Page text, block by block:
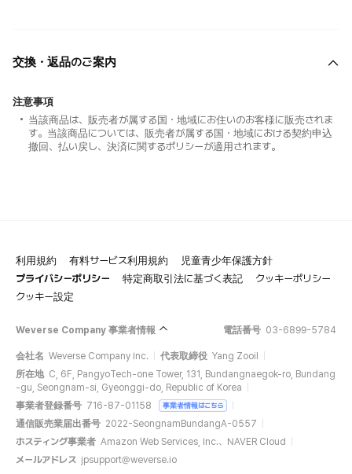
交換・返品のご案内
注意事項
当該商品は、販売者が属する国・地域にお住いのお客様に販売されま
す。当該商品については、販売者が属する国・地域における契約申込
撤回、払い戻し、決済に関するポリシーが適用されます。
利用規約 有料サービス利用規約
児童青少年保護方針
プライバシーポリシー
特定商取引法に基づく表記
クッキーポリシー
クッキー設定
Weverse Company 事業者情報 電話番号 03-6899-5784
会社名 Weverse Company Inc. 代表取締役 Yang Zooil
所在地 C, 6F, PangyoTech-one Tower, 131, Bundangnaegok-ro, Bundang
-gu, Seongnam-si, Gyeonggi-do, Republic of Korea
事業者登録番号 716-87-01158 事業者情報はこちら
通信販売業届出番号 2022-SeongnamBundangA-0557
ホスティング事業者 Amazon Web Services, Inc.、NAVER Cloud
メールアドレス jpsupport@weverse.io